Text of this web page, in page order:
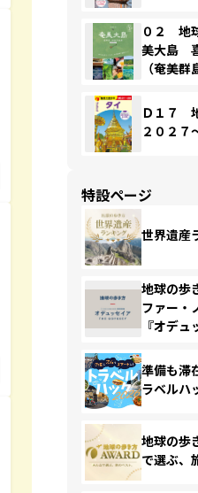
０２ 地
美大島
（奄美
Ｄ１７
２０２７
特設ページ
世界遺産
地球の歩
ファー・
『オデュ
準備も滞
ラベルハ
地球の歩
で選ぶ、